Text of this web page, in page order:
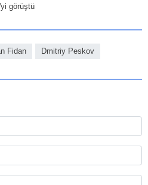
görüştü
Fidan Dmitriy Peskov